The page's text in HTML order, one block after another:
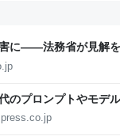
害に――法務省が見解
のプロンプトやモデ
キュメント2本を日